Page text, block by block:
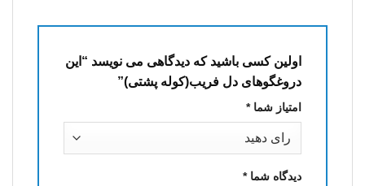
اولین کسی باشید که دیدگاهی می نویسد “این
دروغگوهای دل فریب(کوله پشتی)”
امتیاز شما*
دیدگاه شما*